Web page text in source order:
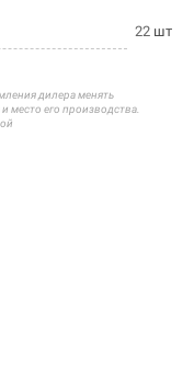
22 шт
дилера менять
и место его производства.